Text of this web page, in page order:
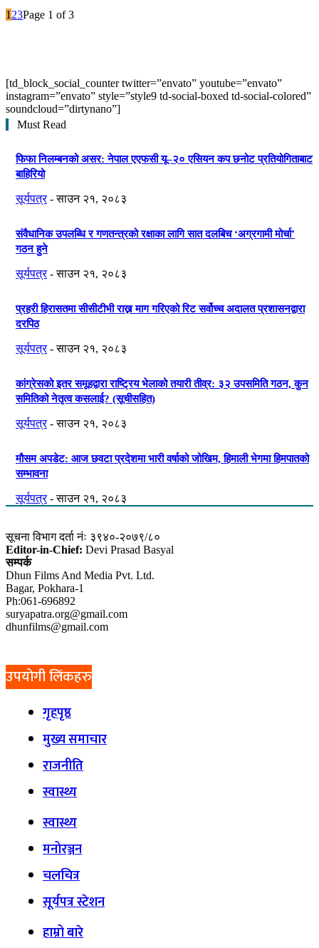
1 23Page 1 of 3
[td_block_social_counter twitter=”envato” youtube=”envato”
instagram=”envato” style=”style9 td-social-boxed td-social-colored”
soundcloud=”dirtynano”]
Must Read
फिफा निलम्बनको असर: नेपाल एएफसी यू–२० एसियन कप छनोट प्रतियोगिताबाट
बाहिरियो
सूर्यपत्र - साउन २१, २०८३
संवैधानिक उपलब्धि र गणतन्त्रको रक्षाका लागि सात दलबिच ‘अग्रगामी मोर्चा’
गठन हुने
सूर्यपत्र - साउन २१, २०८३
प्रहरी हिरासतमा सीसीटीभी राख्न माग गरिएको रिट सर्वोच्च अदालत प्रशासनद्वारा
दरपिठ
सूर्यपत्र - साउन २१, २०८३
कांग्रेसको इतर समूहद्वारा राष्ट्रिय भेलाको तयारी तीव्र: ३२ उपसमिति गठन, कुन
समितिको नेतृत्व कसलाई? (सूचीसहित)
सूर्यपत्र - साउन २१, २०८३
मौसम अपडेट: आज छवटा प्रदेशमा भारी वर्षाको जोखिम, हिमाली भेगमा हिमपातको
सम्भावना
सूर्यपत्र - साउन २१, २०८३
सूचना विभाग दर्ता नंः ३९४०-२०७९/८०
Editor-in-Chief: Devi Prasad Basyal
सम्पर्क
Dhun Films And Media Pvt. Ltd.
Bagar, Pokhara-1
Ph:061-696892
suryapatra.org@gmail.com
dhunfilms@gmail.com
उपयोगी लिंकहरु
गृहपृष्ठ
मुख्य समाचार
राजनीति
स्वास्थ्य
स्वास्थ्य
मनोरञ्जन
चलचित्र
सूर्यपत्र स्टेशन
हाम्रो बारे